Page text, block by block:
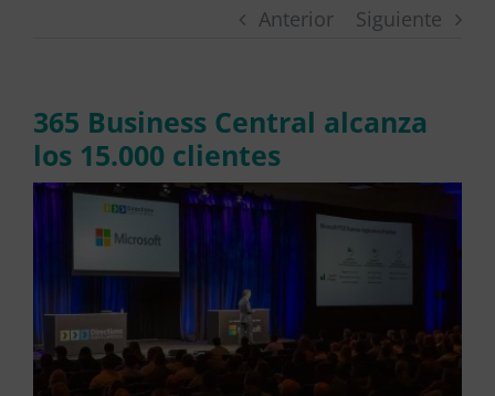
Anterior Siguiente
365 Business Central alcanza
los 15.000 clientes